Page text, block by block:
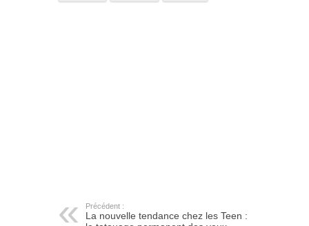
Précédent :
La nouvelle tendance chez les Teen :